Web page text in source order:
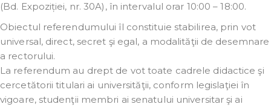
(Bd. Expoziției, nr. 30A), în intervalul orar 10:00 – 18:00.
Obiectul referendumului îl constituie stabilirea, prin vot
universal, direct, secret şi egal, a modalităţii de desemnare
a rectorului.
La referendum au drept de vot toate cadrele didactice şi
cercetătorii titulari ai universităţii, conform legislaţiei în
vigoare, studenţii membri ai senatului universitar şi ai